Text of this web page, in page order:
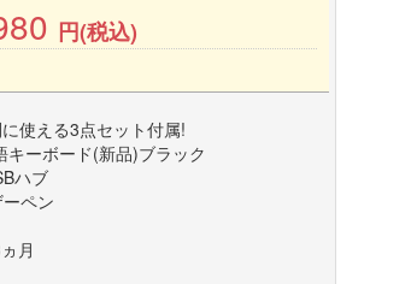
円(税込)
使える3点セット付属!
キーボード(新品)ブラック
ハブ
ーペン
ヵ月